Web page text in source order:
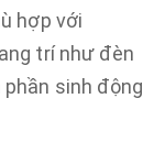
hợp với
trí như đèn
sinh động